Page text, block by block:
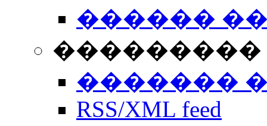
������
���������
�������
RSS/XML feed